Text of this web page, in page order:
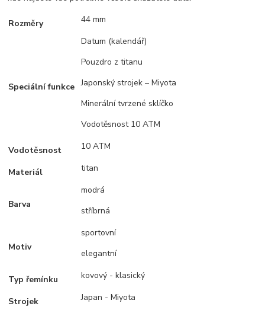
Rozměry 44 mm
Speciální funkce
Datum (kalendář)
Pouzdro z titanu
Japonský strojek – Miyota
Minerální tvrzené sklíčko
Vodotěsnost 10 ATM
Vodotěsnost 10 ATM
Materiál titan
Barva
modrá
stříbrná
Motiv
sportovní
elegantní
Typ řemínku kovový - klasický
Strojek Japan - Miyota